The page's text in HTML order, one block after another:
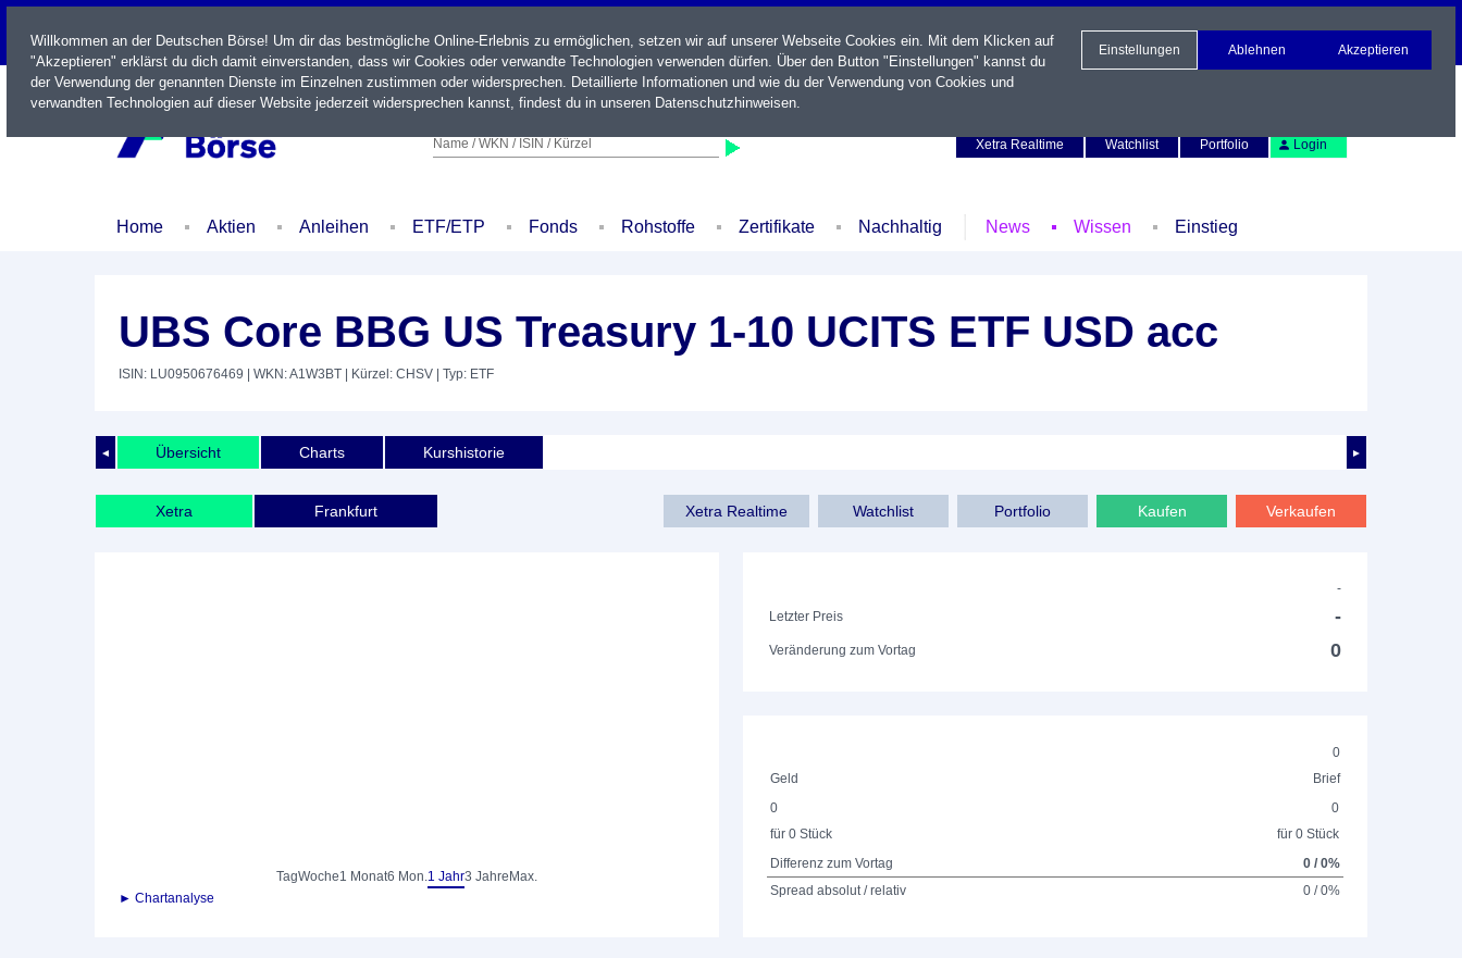
LIVE
Name / WKN / ISIN / Kürzel
Xetra Realtime
Watchlist Portfolio Login
Home Aktien Anleihen ETF/ETP Fonds Rohstoffe Zertifikate Nachhaltig News Wissen Einstieg
UBS Core BBG US Treasury 1-10 UCITS ETF USD acc
ISIN: LU0950676469 | WKN: A1W3BT | Kürzel: CHSV | Typ: ETF
◄ ►
Übersicht Charts Kurshistorie
Xetra Frankfurt Xetra Realtime Watchlist Portfolio Kaufen Verkaufen
TagWoche1 Monat6 Mon.1 Jahr3 Jahre Max.
► Chartanalyse
-
Letzter Preis
-
Veränderung zum Vortag 0
0
Geld
Brief
0
für 0 Stück
0
für 0 Stück
Differenz zum Vortag
0 / 0%
Spread absolut / relativ
0 / 0%
Willkommen an der Deutschen Börse! Um dir das bestmögliche Online-Erlebnis zu ermöglichen, setzen wir auf unserer Webseite Cookies ein. Mit dem Klicken auf
"Akzeptieren" erklärst du dich damit einverstanden, dass wir Cookies oder verwandte Technologien verwenden dürfen. Über den Button "Einstellungen" kannst du
der Verwendung der genannten Dienste im Einzelnen zustimmen oder widersprechen. Detaillierte Informationen und wie du der Verwendung von Cookies und
verwandten Technologien auf dieser Website jederzeit widersprechen kannst, findest du in unseren Datenschutzhinweisen.
Einstellungen Ablehnen Akzeptieren